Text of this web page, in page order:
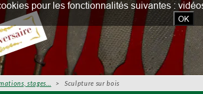
stages… > Sculpture sur bois
pour les fonctionnalités suivantes :
OK